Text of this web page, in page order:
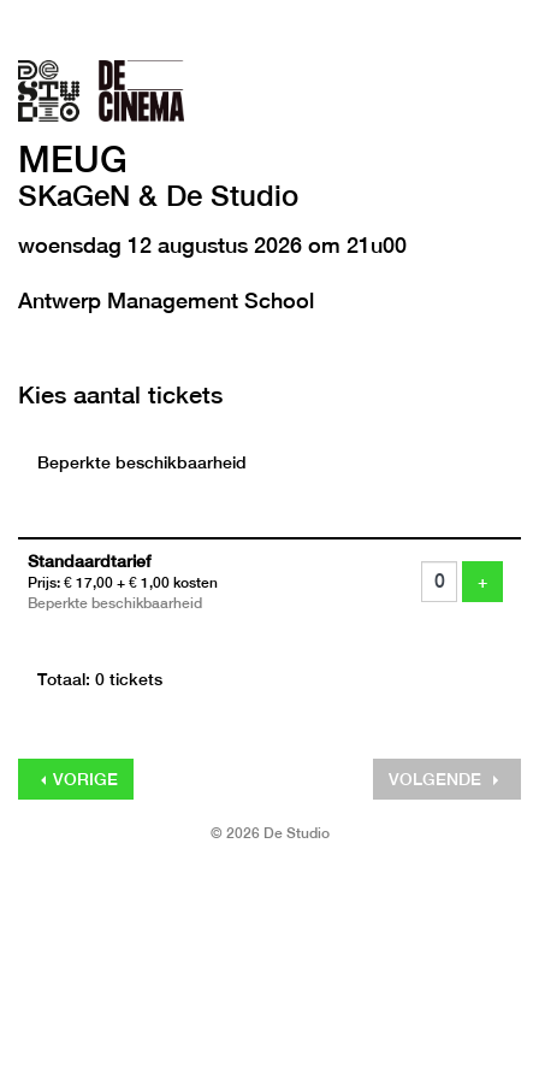
MEUG
SKaGeN & De Studio
woensdag 12 augustus 2026 om 21u00
Antwerp Management School
Kies aantal tickets
Beperkte beschikbaarheid
Aantal
Standaardtarief
Prijs: € 17,00 + € 1,00 kosten
Beperkte beschikbaarheid
+VOEG
Totaal: 0 tickets
VORIGE VOLGENDE
© 2026 De Studio